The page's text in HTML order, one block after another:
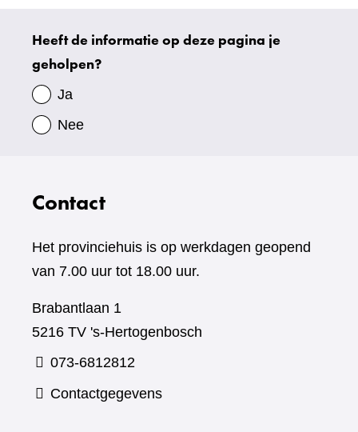
Uw
gegevens
Heeft de informatie op deze pagina je
geholpen?
Ja
Nee
Contact
Het provinciehuis is op werkdagen geopend
van 7.00 uur tot 18.00 uur.
Brabantlaan 1
5216 TV 's-Hertogenbosch
073-6812812
Contactgegevens